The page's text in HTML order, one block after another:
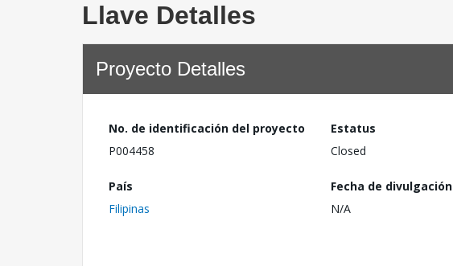
Llave Detalles
Proyecto Detalles
No. de identificación del proyecto
P004458
Estatus
Closed
País
Filipinas
Fecha de divulgación
N/A